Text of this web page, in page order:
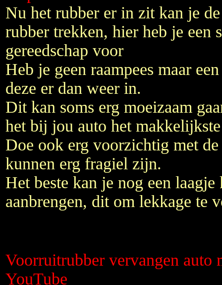
Nu het rubber er in zit kan je
rubber trekken, hier heb je een
gereedschap voor
Heb je geen raampees maar
deze er dan weer in.
Dit kan soms erg moeizaam
het bij jou auto het
Doe ook erg voorzichtig met
kunnen erg fragiel zijn.
Het beste kan je nog een
aanbrengen, dit om lekkage te
Voorruitrubber vervangen auto
YouTube